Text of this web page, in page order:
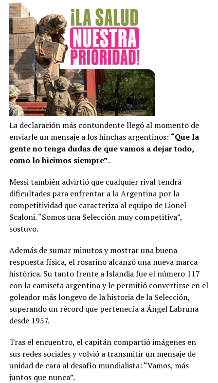
La declaración más contundente llegó al momento de
enviarle un mensaje a los hinchas argentinos: “Que la
gente no tenga dudas de que vamos a dejar todo,
como lo hicimos siempre”.
Messi también advirtió que cualquier rival tendrá
dificultades para enfrentar a la Argentina por la
competitividad que caracteriza al equipo de Lionel
Scaloni. “Somos una Selección muy competitiva”,
sostuvo.
Además de sumar minutos y mostrar una buena
respuesta física, el rosarino alcanzó una nueva marca
histórica. Su tanto frente a Islandia fue el número 117
con la camiseta argentina y le permitió convertirse en el
goleador más longevo de la historia de la Selección,
superando un récord que pertenecía a Ángel Labruna
desde 1957.
Tras el encuentro, el capitán compartió imágenes en
sus redes sociales y volvió a transmitir un mensaje de
unidad de cara al desafío mundialista: “Vamos, más
juntos que nunca”.